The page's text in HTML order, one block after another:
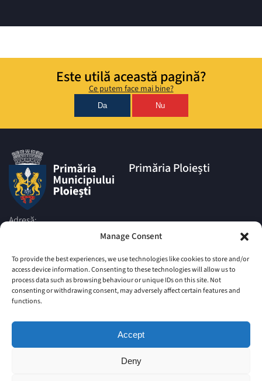
Manage Consent
To provide the best experiences, we use technologies like cookies to store and/or
access device information. Consenting to these technologies will allow us to
process data such as browsing behaviour or unique IDs on this site. Not
consenting or withdrawing consent, may adversely affect certain features and
functions.
Accept
Deny
Este utilă această pagină?
Ce putem face mai bine?
Da Nu
Adresă:
Ploiesti, Judetul Prahova, cod
Telefon:
+4 0244 516 699|+4 0244 595
063
+4 0244 984
Email:
Primăria Ploiești